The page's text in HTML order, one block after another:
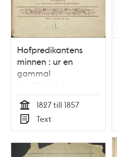
Hofpredikantens
minnen : ur en
gammal
stockholmsk
själasörjares
anteckningar / [Carl
Edmund Wenström]
Tid
1827 till 1857
Typ
Text